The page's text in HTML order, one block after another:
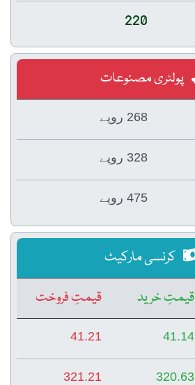
220
پولٹری مصنوعات
268 روپے
328 روپے
475 روپے
کرنسی مارکیٹ
قیمتِ خرید
قیمتِ فروخت
41.14
41.21
320.63
321.21